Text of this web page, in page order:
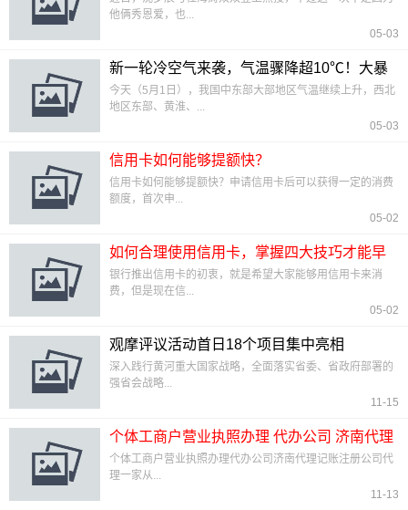
他俩秀恩爱，也...
05-03
新一轮冷空气来袭，气温骤降超10℃！大暴
雨！
今天（5月1日），我国中东部大部地区气温继续上升，西北
地区东部、黄淮、...
05-03
信用卡如何能够提额快？
信用卡如何能够提额快？申请信用卡后可以获得一定的消费
额度，首次申...
05-02
如何合理使用信用卡，掌握四大技巧才能早
日摆脱卡奴
银行推出信用卡的初衷，就是希望大家能够用信用卡来消
费，但是现在信...
05-02
观摩评议活动首日18个项目集中亮相
深入践行黄河重大国家战略，全面落实省委、省政府部署的
强省会战略...
11-15
个体工商户营业执照办理 代办公司 济南代理
记账 注册公司代理
个体工商户营业执照办理代办公司济南代理记账注册公司代
理一家从...
11-13